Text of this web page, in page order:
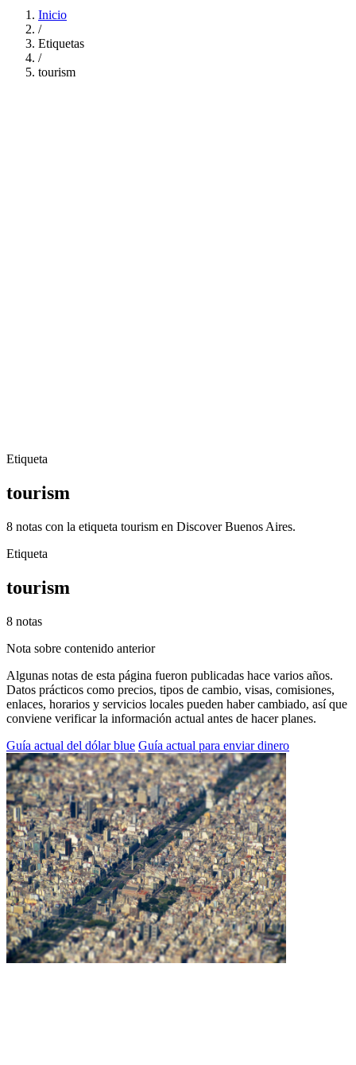
Inicio
/
Etiquetas
/
tourism
Etiqueta
tourism
8 notas con la etiqueta tourism en Discover Buenos Aires.
Etiqueta
tourism
8 notas
Nota sobre contenido anterior
Algunas notas de esta página fueron publicadas hace varios años.
Datos prácticos como precios, tipos de cambio, visas, comisiones,
enlaces, horarios y servicios locales pueden haber cambiado, así que
conviene verificar la información actual antes de hacer planes.
Guía actual del dólar blue Guía actual para enviar dinero